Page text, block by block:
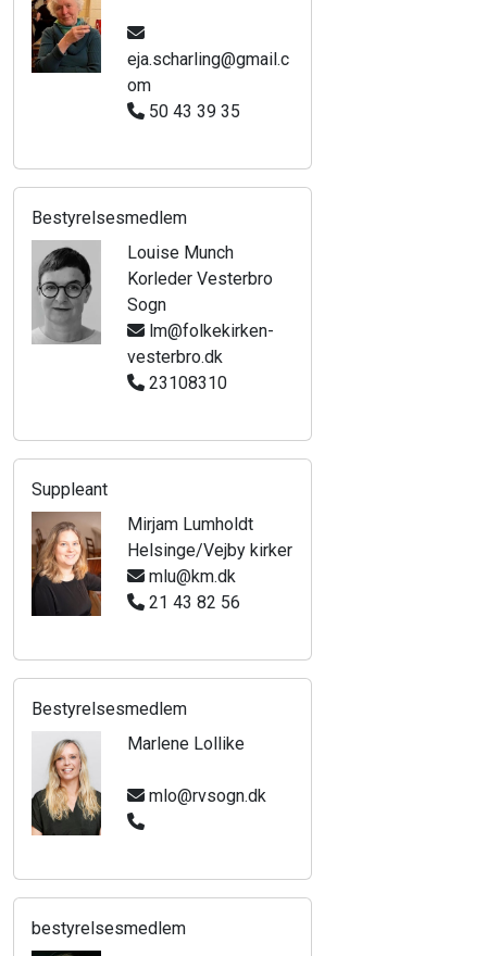
eja.scharling@gmail.c
om
50 43 39 35
Bestyrelsesmedlem
Louise Munch
Korleder Vesterbro
Sogn
lm@folkekirken-
vesterbro.dk
23108310
Suppleant
Mirjam Lumholdt
Helsinge/Vejby kirker
mlu@km.dk
21 43 82 56
Bestyrelsesmedlem
Marlene Lollike
mlo@rvsogn.dk
bestyrelsesmedlem